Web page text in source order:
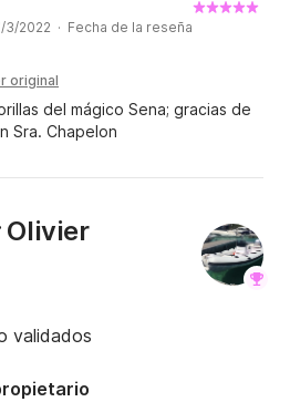
un barco en París, ¡sí, sí, sí!
3/2022 · Fecha de la reseña
original
del mágico Sena; gracias de
Sra. Chapelon
Olivier
validados